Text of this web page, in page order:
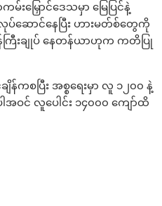
းမြှောင်ဒေသမှာ မြေပြင်နဲ့
ောင်နေပြီး ဟားမတ်စ်တွေကို
ကြီးချုပ် နေတန်ယာဟုက ကတိပြု
န်ကစပြီး အစ္စရေးမှာ လူ ၁၂၀၀ နဲ့
ဝင် လူပေါင်း ၁၄၀၀၀ ကျော်ထိ